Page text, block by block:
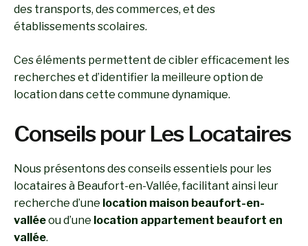
des transports, des commerces, et des
établissements scolaires.
Ces éléments permettent de cibler efficacement les
recherches et d’identifier la meilleure option de
location dans cette commune dynamique.
Conseils pour Les Locataires
Nous présentons des conseils essentiels pour les
locataires à Beaufort-en-Vallée, facilitant ainsi leur
recherche d’une location maison beaufort-en-
valléeou d’une location appartement beaufort en
vallée.